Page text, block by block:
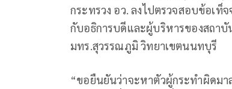
กระทรวง อว. ลงไปตรวจสอบข้อเ
กับอธิการบดีและผู้บริหารของสถาบั
มทร.สุวรรณภูมิ วิทยาเขตนนทบุรี
“ขอยืนยันว่าจะหาตัวผู้กระทำผิดม